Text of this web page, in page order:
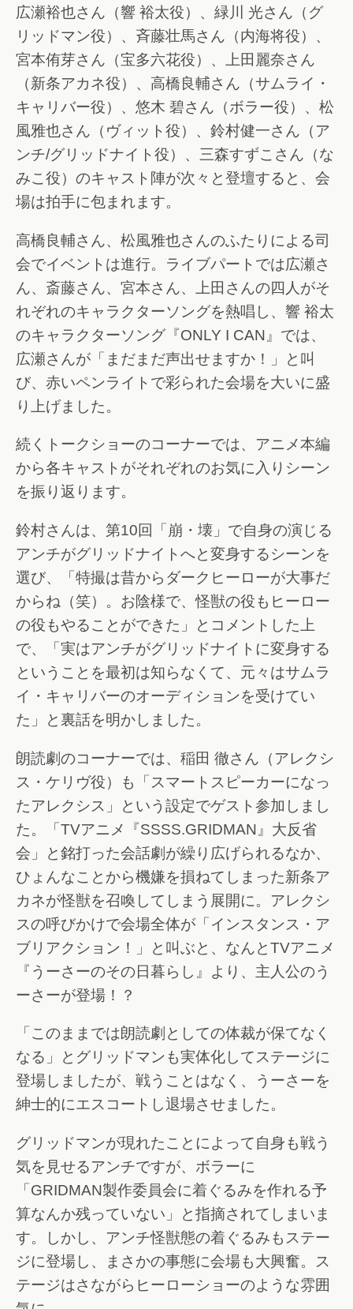
広瀬裕也さん（響 裕太役）、緑川 光さん（グ
リッドマン役）、斉藤壮馬さん（内海将役）、
宮本侑芽さん（宝多六花役）、上田麗奈さん
（新条アカネ役）、高橋良輔さん（サムライ・
キャリバー役）、悠木 碧さん（ボラー役）、松
風雅也さん（ヴィット役）、鈴村健一さん（ア
ンチ/グリッドナイト役）、三森すずこさん（な
みこ役）のキャスト陣が次々と登壇すると、会
場は拍手に包まれます。
高橋良輔さん、松風雅也さんのふたりによる司
会でイベントは進行。ライブパートでは広瀬さ
ん、斎藤さん、宮本さん、上田さんの四人がそ
れぞれのキャラクターソングを熱唱し、響 裕太
のキャラクターソング『ONLY I CAN』では、
広瀬さんが「まだまだ声出せますか！」と叫
び、赤いペンライトで彩られた会場を大いに盛
り上げました。
続くトークショーのコーナーでは、アニメ本編
から各キャストがそれぞれのお気に入りシーン
を振り返ります。
鈴村さんは、第10回「崩・壊」で自身の演じる
アンチがグリッドナイトへと変身するシーンを
選び、「特撮は昔からダークヒーローが大事だ
からね（笑）。お陰様で、怪獣の役もヒーロー
の役もやることができた」とコメントした上
で、「実はアンチがグリッドナイトに変身する
ということを最初は知らなくて、元々はサムラ
イ・キャリバーのオーディションを受けてい
た」と裏話を明かしました。
朗読劇のコーナーでは、稲田 徹さん（アレクシ
ス・ケリヴ役）も「スマートスピーカーになっ
たアレクシス」という設定でゲスト参加しまし
た。「TVアニメ『SSSS.GRIDMAN』大反省
会」と銘打った会話劇が繰り広げられるなか、
ひょんなことから機嫌を損ねてしまった新条ア
カネが怪獣を召喚してしまう展開に。アレクシ
スの呼びかけで会場全体が「インスタンス・ア
ブリアクション！」と叫ぶと、なんとTVアニメ
『うーさーのその日暮らし』より、主人公のう
ーさーが登場！？
「このままでは朗読劇としての体裁が保てなく
なる」とグリッドマンも実体化してステージに
登場しましたが、戦うことはなく、うーさーを
紳士的にエスコートし退場させました。
グリッドマンが現れたことによって自身も戦う
気を見せるアンチですが、ボラーに
「GRIDMAN製作委員会に着ぐるみを作れる予
算なんか残っていない」と指摘されてしまいま
す。しかし、アンチ怪獣態の着ぐるみもステー
ジに登場し、まさかの事態に会場も大興奮。ス
テージはさながらヒーローショーのような雰囲